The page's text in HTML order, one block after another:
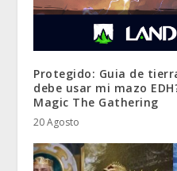
Protegido: Guia de
debe usar mi mazo
Magic The Gathering
20 Agosto